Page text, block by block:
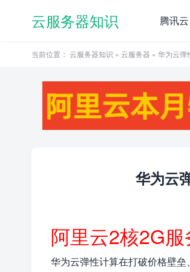
云服务器知识 腾讯云
当前位置： 云服务器知识 » 云服务器 » 华为云弹
华为云
阿里云2核2G
华为云弹性计算在打破价格壁